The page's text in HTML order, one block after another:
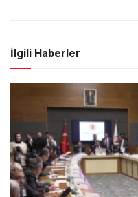
İlgili Haberler